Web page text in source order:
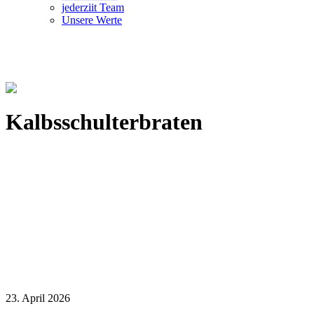
jederziit Team
Unsere Werte
Kalbsschulterbraten
23. April 2026